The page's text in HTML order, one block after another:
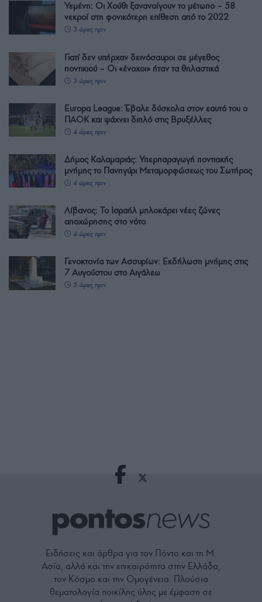
Υεμένη: Οι Χούθι ξανανοίγουν το μέτωπο – 58
νεκροί στη φονικότερη επίθεση από το 2022
3 ώρες πριν
Γιατί δεν υπήρχαν δεινόσαυροι σε μέγεθος
ποντικιού – Οι «ένοχοι» ήταν τα θηλαστικά
3 ώρες πριν
Europa League: Έβαλε δύσκολα στον εαυτό του ο
ΠΑΟΚ και ψάχνει διπλό στις Βρυξέλλες
4 ώρες πριν
Δήμος Καλαμαριάς: Υπερπαραγωγή ποντιακής
μνήμης το Πανηγύρι Μεταμορφώσεως του Σωτήρος
4 ώρες πριν
Λίβανος: Το Ισραήλ μπλοκάρει νέες ζώνες
αποχώρησης στο νότο
4 ώρες πριν
Γενοκτονία των Ασσυρίων: Εκδήλωση μνήμης στις
7 Αυγούστου στο Αιγάλεω
5 ώρες πριν
Ειδήσεις και άρθρα για τον Πόντο και τη Μ.
Ασία, αλλά και την επικαιρότητα στην Ελλάδα,
τον Κόσμο και την Ομογένεια. Πλούσια
θεματολογία ποικίλης ύλης με έμφαση σε